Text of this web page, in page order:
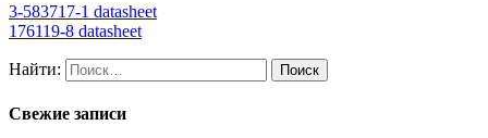
3-583717-1 datasheet
176119-8 datasheet
Найти:
Свежие записи